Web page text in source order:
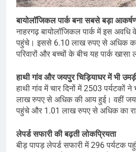
बायोलॉजिकल पार्क बना सबसे बड़ा
नाहरगढ़ बायोलॉजिकल पार्क में इस अवधि
पहुंचे। इससे 6.10 लाख रुपए से अधिक का
परिवारों और बच्चों के बीच यह पार्क खासा
हाथी गांव और जयपुर चिड़ियाघर में भी
हाथी गांव में चार दिनों में 2503 पर्यटकों
लाख रुपए से अधिक की आय हुई। वहीं
पहुंचे और 1.01 लाख रुपए से अधिक का
लेपर्ड सफारी की बढ़ती लोकप्रियता
बीड़ पापड़ लेपर्ड सफारी में 296